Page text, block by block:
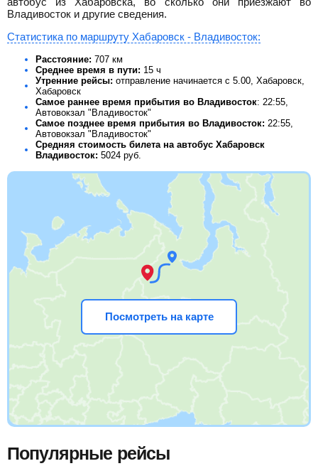
Владивосток и другие сведения.
Статистика по маршруту Хабаровск - Владивосток:
Расстояние: 707 км
Среднее время в пути: 15 ч
Утренние рейсы: отправление начинается с 5.00, Хабаровск,
Хабаровск
Самое раннее время прибытия во Владивосток: 22:55,
Автовокзал "Владивосток"
Самое позднее время прибытия во Владивосток: 22:55,
Автовокзал "Владивосток"
Средняя стоимость билета на автобус Хабаровск
Владивосток: 5024 руб.
Посмотреть на карте
Популярные рейсы